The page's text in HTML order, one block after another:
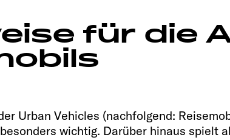
für die
Urban Vehicles (nachfolgend:
wichtig. Darüber hinaus spielt